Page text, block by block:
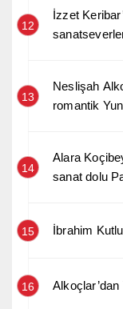
12
İzzet
13
Neslişah
romantik
14
Alara
sanat dolu
15 İbrahim
16 Alkoçlar’dan